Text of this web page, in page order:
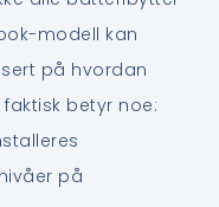
modell kan
på hvordan
betyr noe:
på